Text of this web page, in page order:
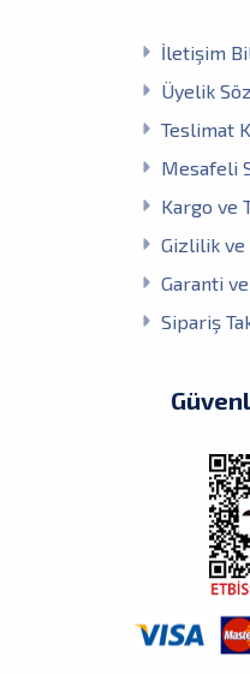
İletişim
Üyelik
Teslimat
Mesafeli
Kargo ve
Gizlilik ve
Garanti
Sipariş